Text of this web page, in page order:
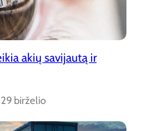
akių savijautą ir
birželio